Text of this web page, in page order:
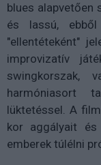
blues alapvetően
és lassú,
"ellentéteként"
improvizatív
harmóniasort
lüktetéssel. A
kor aggályait
emberek túlélni